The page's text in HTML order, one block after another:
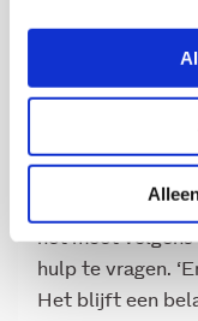
Er moet
zijn. ‘Je moet als
Marcelle
het moet volgens
hulp te vragen.
Het blijft een